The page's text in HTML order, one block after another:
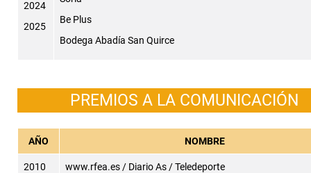
2024
2025
Be Plus
Bodega Abadía San Quirce
PREMIOS A LA COMUNICACIÓN
AÑO NOMBRE
2010
www.rfea.es / Diario As / Teledeporte